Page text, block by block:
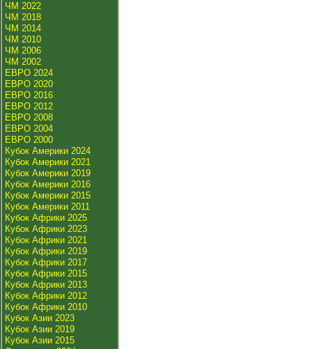
ЧМ 2022
ЧМ 2018
ЧМ 2014
ЧМ 2010
ЧМ 2006
ЧМ 2002
ЕВРО 2024
ЕВРО 2020
ЕВРО 2016
ЕВРО 2012
ЕВРО 2008
ЕВРО 2004
ЕВРО 2000
Кубок Америки 2024
Кубок Америки 2021
Кубок Америки 2019
Кубок Америки 2016
Кубок Америки 2015
Кубок Америки 2011
Кубок Африки 2025
Кубок Африки 2023
Кубок Африки 2021
Кубок Африки 2019
Кубок Африки 2017
Кубок Африки 2015
Кубок Африки 2013
Кубок Африки 2012
Кубок Африки 2010
Кубок Азии 2023
Кубок Азии 2019
Кубок Азии 2015